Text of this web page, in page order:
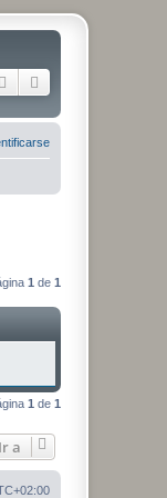
Buscar
1 de 1
1 de 1
Ir a